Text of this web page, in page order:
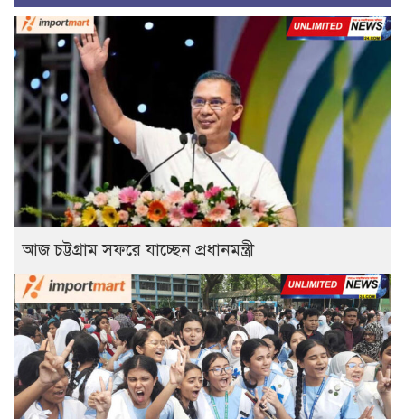
আজ চট্টগ্রাম সফরে যাচ্ছেন প্রধানমন্ত্রী